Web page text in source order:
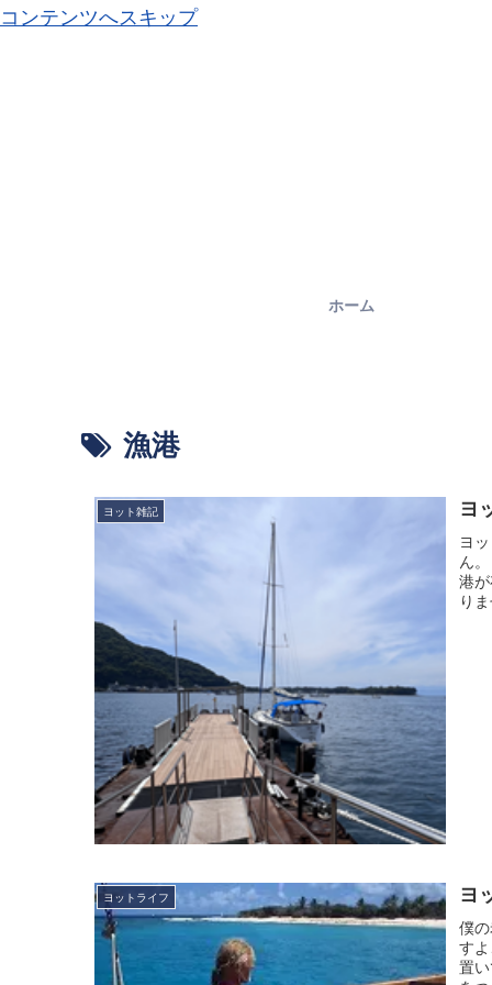
コンテンツへスキップ
ホーム
漁港
ヨット雑記 ヨ
ヨ
ん
港
り
ヨットライフ ヨ
僕
す
置